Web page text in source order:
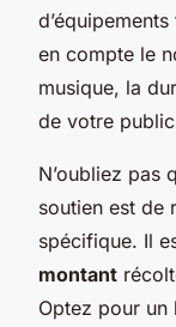
en compte le
musique, la
de votre
N’oubliez pas
soutien est de
spécifique. Il
montant
Optez pour un